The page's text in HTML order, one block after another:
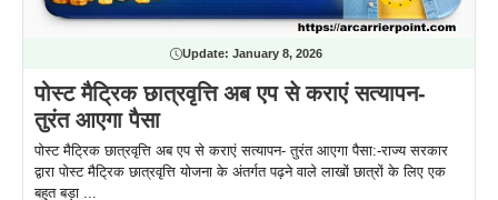
Update: January 8, 2026
पोस्ट मैट्रिक छात्रवृत्ति अब एप से कराएं सत्यापन-
तुरंत आएगा पैसा
पोस्ट मैट्रिक छात्रवृत्ति अब एप से कराएं सत्यापन- तुरंत आएगा पैसा:-राज्य सरकार
द्वारा पोस्ट मैट्रिक छात्रवृत्ति योजना के अंतर्गत पढ़ने वाले लाखों छात्रों के लिए एक
बहुत बड़ा ...